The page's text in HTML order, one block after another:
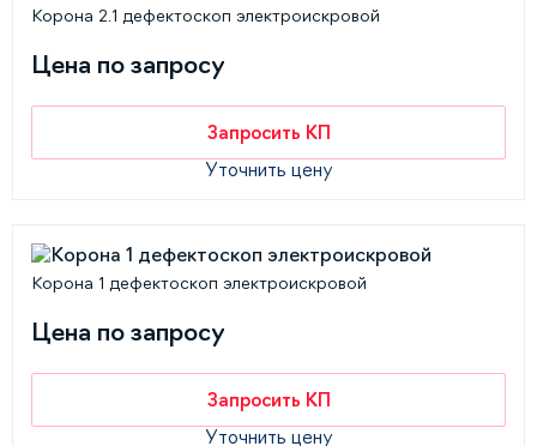
Корона 2.1 дефектоскоп электроискровой
Цена по запросу
Запросить КП
Уточнить цену
Корона 1 дефектоскоп электроискровой
Цена по запросу
Запросить КП
Уточнить цену